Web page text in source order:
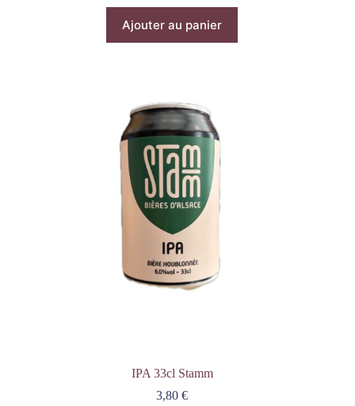
Ajouter au panier
IPA 33cl Stamm
3,80€